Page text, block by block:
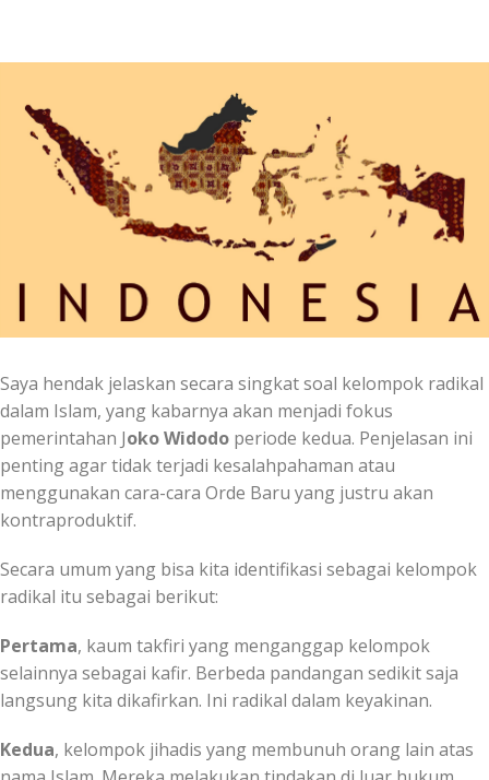
Saya hendak jelaskan secara singkat soal kelompok radikal
dalam Islam, yang kabarnya akan menjadi fokus
pemerintahan Joko Widodo periode kedua. Penjelasan ini
penting agar tidak terjadi kesalahpahaman atau
menggunakan cara-cara Orde Baru yang justru akan
kontraproduktif.
Secara umum yang bisa kita identifikasi sebagai kelompok
radikal itu sebagai berikut:
Pertama, kaum takfiri yang menganggap kelompok
selainnya sebagai kafir. Berbeda pandangan sedikit saja
langsung kita dikafirkan. Ini radikal dalam keyakinan.
Kedua, kelompok jihadis yang membunuh orang lain atas